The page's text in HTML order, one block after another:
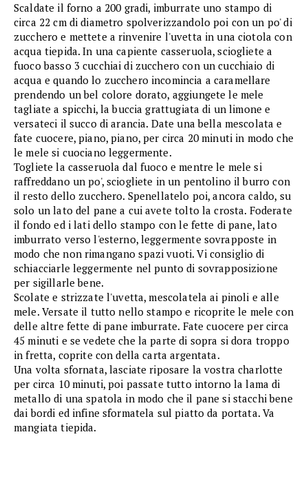
Scaldate il forno a 200 gradi, imburrate uno stampo di
circa 22 cm di diametro spolverizzandolo poi con un po' di
zucchero e mettete a rinvenire l'uvetta in una ciotola con
acqua tiepida. In una capiente casseruola, sciogliete a
fuoco basso 3 cucchiai di zucchero con un cucchiaio di
acqua e quando lo zucchero incomincia a caramellare
prendendo un bel colore dorato, aggiungete le mele
tagliate a spicchi, la buccia grattugiata di un limone e
versateci il succo di arancia. Date una bella mescolata e
fate cuocere, piano, piano, per circa 20 minuti in modo che
le mele si cuociano leggermente.
Togliete la casseruola dal fuoco e mentre le mele si
raffreddano un po', sciogliete in un pentolino il burro con
il resto dello zucchero. Spenellatelo poi, ancora caldo, su
solo un lato del pane a cui avete tolto la crosta. Foderate
il fondo ed i lati dello stampo con le fette di pane, lato
imburrato verso l'esterno, leggermente sovrapposte in
modo che non rimangano spazi vuoti. Vi consiglio di
schiacciarle leggermente nel punto di sovrapposizione
per sigillarle bene.
Scolate e strizzate l'uvetta, mescolatela ai pinoli e alle
mele. Versate il tutto nello stampo e ricoprite le mele con
delle altre fette di pane imburrate. Fate cuocere per circa
45 minuti e se vedete che la parte di sopra si dora troppo
in fretta, coprite con della carta argentata.
Una volta sfornata, lasciate riposare la vostra charlotte
per circa 10 minuti, poi passate tutto intorno la lama di
metallo di una spatola in modo che il pane si stacchi bene
dai bordi ed infine sformatela sul piatto da portata. Va
mangiata tiepida.